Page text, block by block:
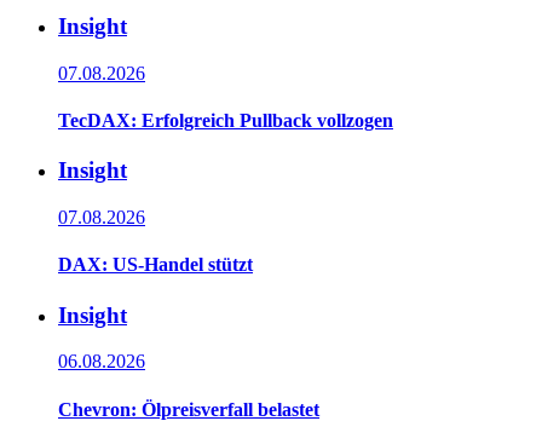
Insight
07.08.2026
TecDAX: Erfolgreich Pullback vollzogen
Insight
07.08.2026
DAX: US-Handel stützt
Insight
06.08.2026
Chevron: Ölpreisverfall belastet